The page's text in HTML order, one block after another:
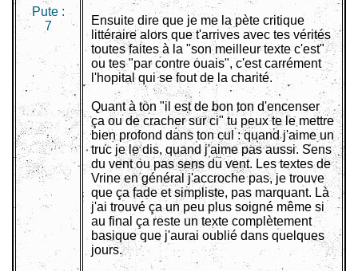
Pute :
7
Ensuite dire que je me la pète critique
littéraire alors que t'arrives avec tes vérités
toutes faites à la "son meilleur texte c'est"
ou tes "par contre ouais", c'est carrément
l'hopital qui se fout de la charité.
Quant à ton "il est de bon ton d'encenser
ça ou de cracher sur ci" tu peux te le mettre
bien profond dans ton cul : quand j'aime un
truc je le dis, quand j'aime pas aussi. Sens
du vent ou pas sens du vent. Les textes de
Vrine en général j'accroche pas, je trouve
que ça fade et simpliste, pas marquant. Là
j'ai trouvé ça un peu plus soigné même si
au final ça reste un texte complètement
basique que j'aurai oublié dans quelques
jours.